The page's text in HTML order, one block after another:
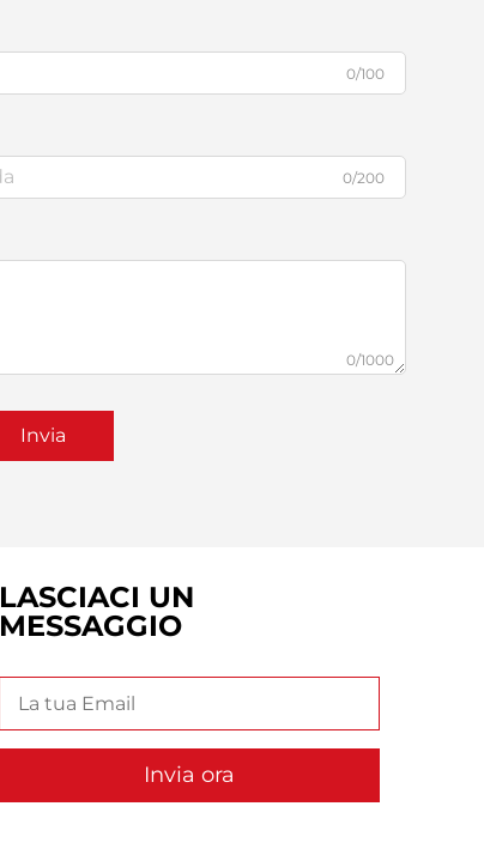
0/100
0/200
0/1000
Invia
LASCIACI UN
MESSAGGIO
Invia ora